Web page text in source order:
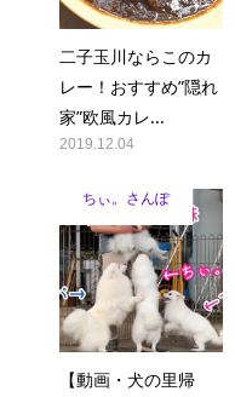
二子玉川ならこのカ
レー！おすすめ”隠れ
家”欧風カレ...
2019.12.04
ちぃ。さんぽ
【動画・犬の里帰